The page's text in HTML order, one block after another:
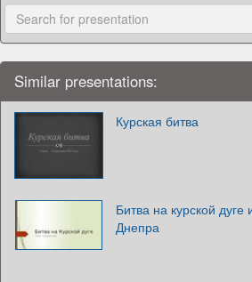
Similar presentations:
Курская битва
Битва на курской
Днепра